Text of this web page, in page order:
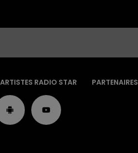
ARTISTES RADIO STAR PARTENAIRES